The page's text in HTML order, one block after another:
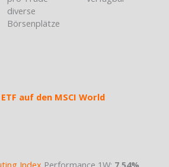
diverse
Börsenplätze
auf den MSCI World
Index Performance 1W: 7,54%